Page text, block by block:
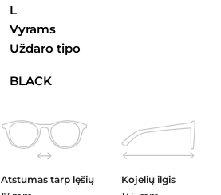
L
Vyrams
Uždaro tipo
BLACK
Atstumas tarp lęšių
Kojelių ilgis